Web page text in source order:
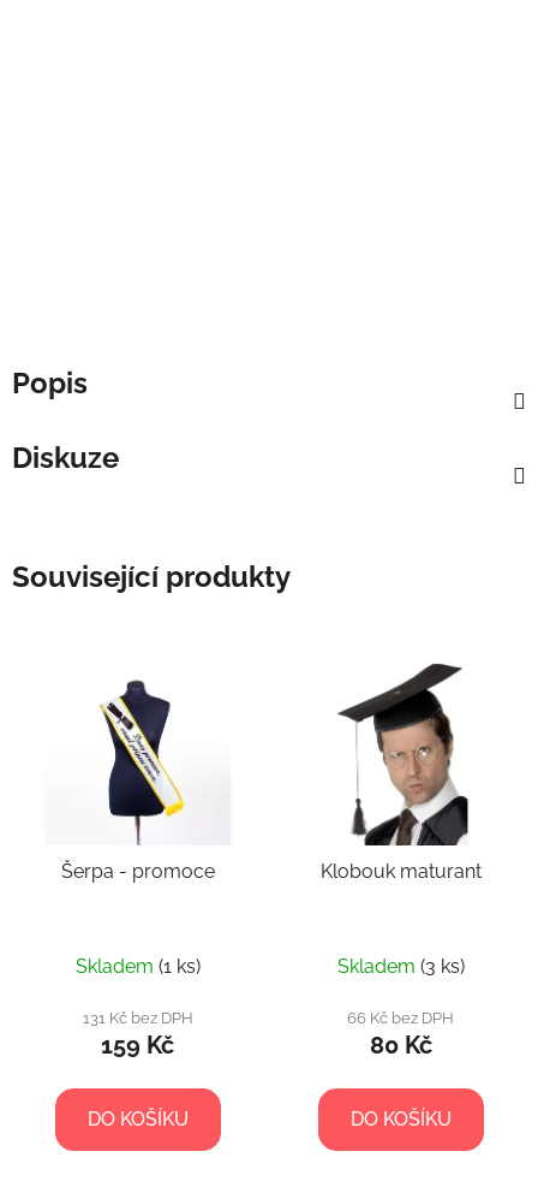
Popis
Diskuze
Související produkty
Šerpa - promoce
Skladem (1 ks)
131 Kč bez DPH
159 Kč
DO KOŠÍKU
Klobouk maturant
Skladem (3 ks)
66 Kč bez DPH
80 Kč
DO KOŠÍKU